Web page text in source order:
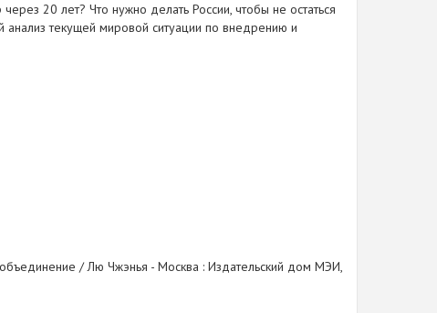
20 лет? Что нужно делать России, чтобы не остаться
анализ текущей мировой ситуации по внедрению и
/ Лю Чжэнья - Москва : Издательский дом МЭИ,